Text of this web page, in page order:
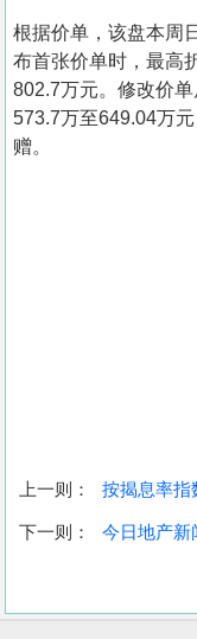
收
盘
根据价单，该盘本周
布首张价单时，最高
802.7万元。修改价
573.7万至649.04万
赠。
上一则： 按揭息率指
下一则： 今日地产新